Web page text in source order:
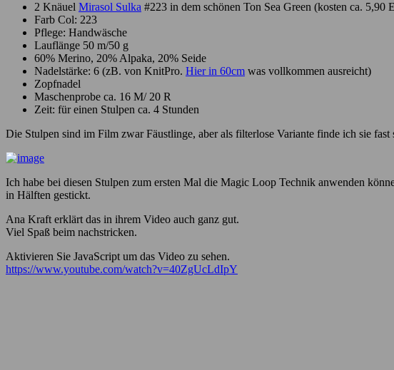
2 Knäuel Mirasol Sulka #223 in dem schönen Ton Sea Green (kosten ca. 5,90
Farb Col: 223
Pflege: Handwäsche
Lauflänge 50 m/50 g
60% Merino, 20% Alpaka, 20% Seide
Nadelstärke: 6 (zB. von KnitPro. Hier in 60cm was vollkommen ausreicht)
Zopfnadel
Maschenprobe ca. 16 M/ 20 R
Zeit: für einen Stulpen ca. 4 Stunden
Die Stulpen sind im Film zwar Fäustlinge, aber als filterlose Variante finde ich sie fast
Ich habe bei diesen Stulpen zum ersten Mal die Magic Loop Technik anwenden
in Hälften gestickt.
Ana Kraft erklärt das in ihrem Video auch ganz gut.
Viel Spaß beim nachstricken.
Aktivieren Sie JavaScript um das Video zu sehen.
https://www.youtube.com/watch?v=40ZgUcLdIpY